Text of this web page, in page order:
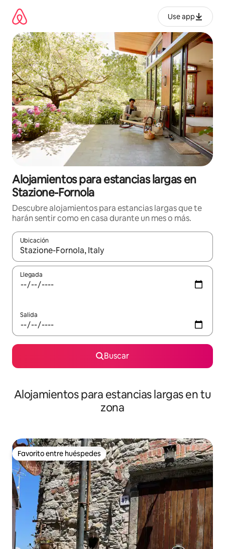
contenido
Use app
Alojamientos para estancias largas en
Stazione-Fornola
Descubre alojamientos para estancias largas que te
harán sentir como en casa durante un mes o más.
Ubicación
Cuando los resultados estén disponibles, podrás navegar
Llegada
Salida
Buscar
Alojamientos para estancias largas en tu
zona
Favorito entre huéspedes
Favorito entre huéspedes